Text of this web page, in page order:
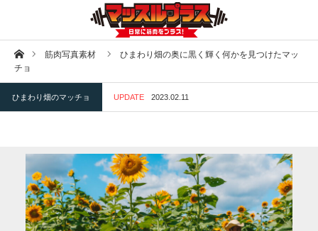
ホーム筋肉写真素材
ひまわり畑の奥に黒く輝く何かを見つけたマッ
チョ
ひまわり畑のマッチョ UPDATE 2023.02.11